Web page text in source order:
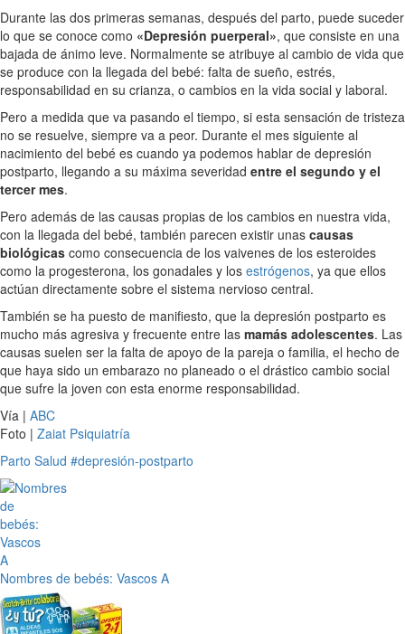
Durante las dos primeras semanas, después del parto, puede suceder
lo que se conoce como «Depresión puerperal», que consiste en una
bajada de ánimo leve. Normalmente se atribuye al cambio de vida que
se produce con la llegada del bebé: falta de sueño, estrés,
responsabilidad en su crianza, o cambios en la vida social y laboral.
Pero a medida que va pasando el tiempo, si esta sensación de tristeza
no se resuelve, siempre va a peor. Durante el mes siguiente al
nacimiento del bebé es cuando ya podemos hablar de depresión
postparto, llegando a su máxima severidad entre el segundo y el
tercer mes.
Pero además de las causas propias de los cambios en nuestra vida,
con la llegada del bebé, también parecen existir unas causas
biológicas como consecuencia de los vaivenes de los esteroides
como la progesterona, los gonadales y los estrógenos, ya que ellos
actúan directamente sobre el sistema nervioso central.
También se ha puesto de manifiesto, que la depresión postparto es
mucho más agresiva y frecuente entre las mamás adolescentes. Las
causas suelen ser la falta de apoyo de la pareja o familia, el hecho de
que haya sido un embarazo no planeado o el drástico cambio social
que sufre la joven con esta enorme responsabilidad.
Vía | ABC
Foto | Zaiat Psiquiatría
Parto Salud #depresión-postparto
Nombres de bebés: Vascos A